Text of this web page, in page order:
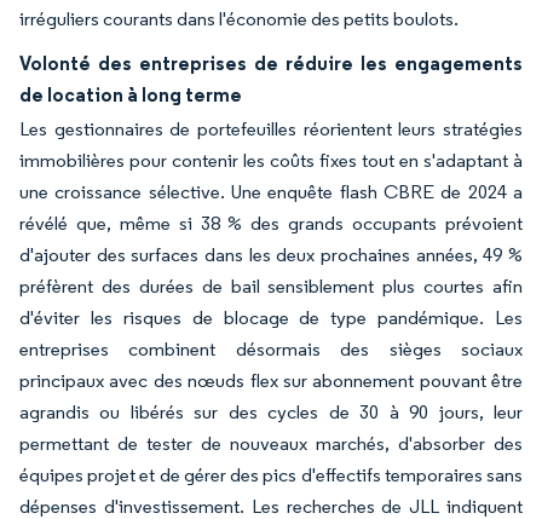
irréguliers courants dans l'économie des petits boulots.
Volonté des entreprises de réduire les engagements
de location à long terme
Les gestionnaires de portefeuilles réorientent leurs stratégies
immobilières pour contenir les coûts fixes tout en s'adaptant à
une croissance sélective. Une enquête flash CBRE de 2024 a
révélé que, même si 38 % des grands occupants prévoient
d'ajouter des surfaces dans les deux prochaines années, 49 %
préfèrent des durées de bail sensiblement plus courtes afin
d'éviter les risques de blocage de type pandémique. Les
entreprises combinent désormais des sièges sociaux
principaux avec des nœuds flex sur abonnement pouvant être
agrandis ou libérés sur des cycles de 30 à 90 jours, leur
permettant de tester de nouveaux marchés, d'absorber des
équipes projet et de gérer des pics d'effectifs temporaires sans
dépenses d'investissement. Les recherches de JLL indiquent